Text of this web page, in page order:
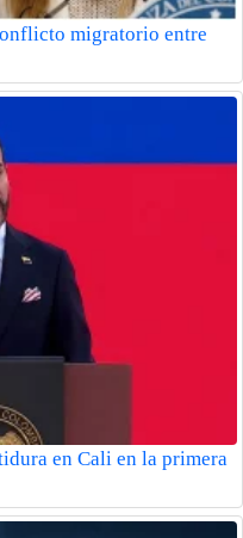
migratorio entre
en Cali en la primera